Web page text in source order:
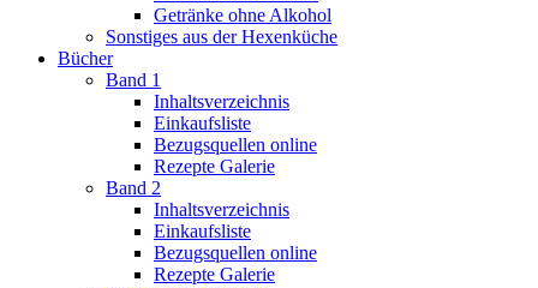
Getränke ohne Alkohol
Sonstiges aus der Hexenküche
Bücher
Band 1
Inhaltsverzeichnis
Einkaufsliste
Bezugsquellen online
Rezepte Galerie
Band 2
Inhaltsverzeichnis
Einkaufsliste
Bezugsquellen online
Rezepte Galerie